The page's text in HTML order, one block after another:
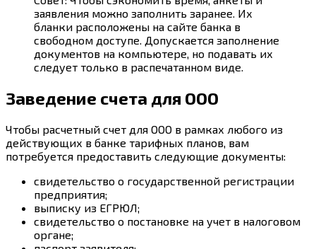
заявления можно заполнить заранее. Их
бланки расположены на сайте банка в
свободном доступе. Допускается заполнение
документов на компьютере, но подавать их
следует только в распечатанном виде.
Заведение счета для ООО
Чтобы расчетный счет для ООО в рамках любого из
действующих в банке тарифных планов, вам
потребуется предоставить следующие документы:
свидетельство о государственной регистрации
предприятия;
выписку из ЕГРЮЛ;
свидетельство о постановке на учет в налоговом
органе;